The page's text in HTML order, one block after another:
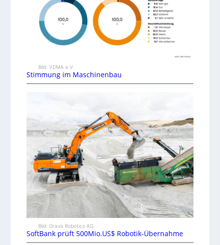
Bild: VDMA e.V.
Stimmung im Maschinenbau
Bild: Gravis Robotics AG
SoftBank prüft 500Mio.US$ Robotik-Übernahme